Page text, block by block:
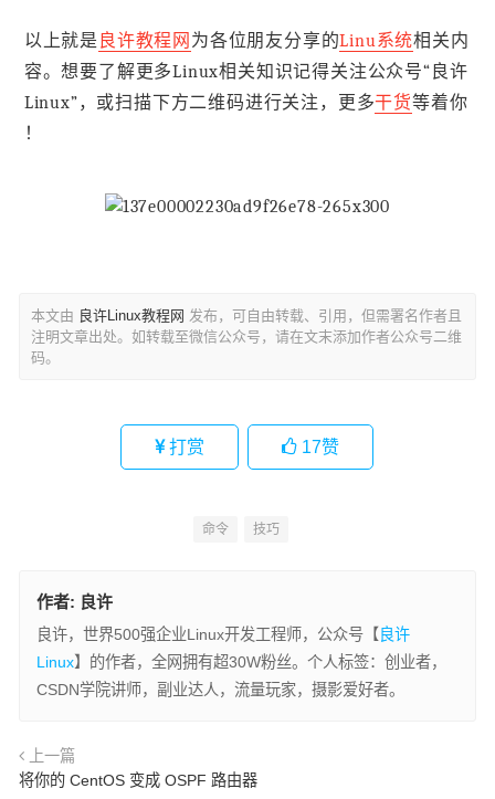
以上就是 良许教程网 为各位朋友分享的Linu系统相关内
容。想要了解更多Linux相关知识记得关注公众号“良许
Linux”，或扫描下方二维码进行关注，更多干货等着你
！
本文由 良许Linux教程网 发布，可自由转载、引用，但需署名作者且
注明文章出处。如转载至微信公众号，请在文末添加作者公众号二维
码。
打赏 17赞
命令 技巧
作者: 良许
良许，世界500强企业Linux开发工程师，公众号【 良许
Linux】的作者，全网拥有超30W粉丝。个人标签：创业者，
CSDN学院讲师，副业达人，流量玩家，摄影爱好者。
上一篇
将你的 CentOS 变成 OSPF 路由器